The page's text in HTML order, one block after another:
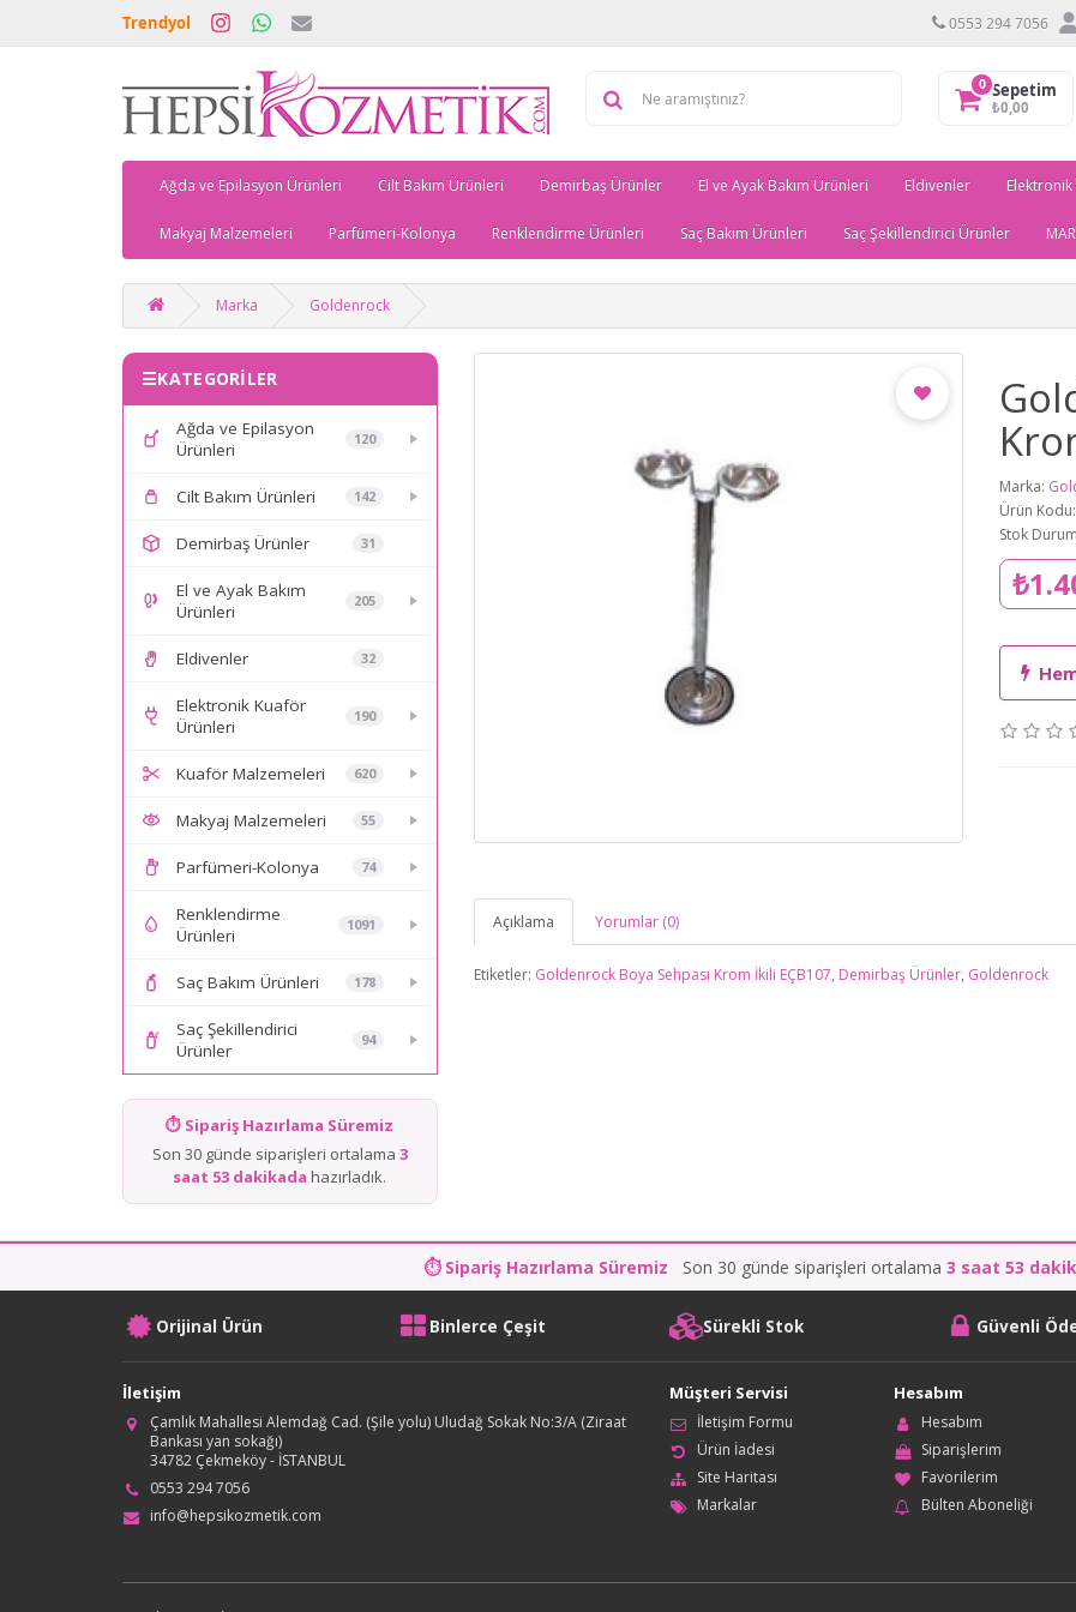
Trendyol 0553 294 7056
0 Sepetim
₺0,00
Ağda ve Epilasyon Ürünleri Cilt Bakım Ürünleri Demirbaş Ürünler El ve Ayak Bakım Ürünleri Eldivenler
Makyaj Malzemeleri Parfümeri-Kolonya Renklendirme Ürünleri Saç Bakım Ürünleri Saç Şekillendirici Ürünler
Marka Goldenrock
KATEGORİLER
Ağda ve Epilasyon
Ürünleri
120
Cilt Bakım Ürünleri 142
Demirbaş Ürünler 31
El ve Ayak Bakım
Ürünleri
205
Eldivenler 32
Elektronik Kuaför
Ürünleri
190
Kuaför Malzemeleri 620
Makyaj Malzemeleri 55
Parfümeri-Kolonya 74
Renklendirme
Ürünleri
1091
Saç Bakım Ürünleri 178
Saç Şekillendirici
Ürünler
94
⏱ Sipariş Hazırlama Süremiz
Son 30 günde siparişleri ortalama 3
saat 53 dakikada hazırladık.
Marka:
Ürün
Stok
Açıklama Yorumlar (0)
Etiketler: Goldenrock Boya Sehpası Krom İkili EÇB107, Demirbaş Ürünler, Goldenrock
⏱ Sipariş Hazırlama Süremiz Son 30 günde siparişleri ortalama 3 saat 53
Orijinal Ürün Binlerce Çeşit Sürekli Stok Güvenli
İletişim
Çamlık Mahallesi Alemdağ Cad. (Şile yolu) Uludağ Sokak No:3/A (Ziraat
Bankası yan sokağı)
34782 Çekmeköy - İSTANBUL
0553 294 7056
info@hepsikozmetik.com
Müşteri Servisi
İletişim Formu
Ürün İadesi
Site Haritası
Markalar
Hesabım
Hesabım
Siparişlerim
Favorilerim
Bülten Aboneliği